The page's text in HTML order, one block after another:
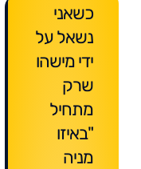
כשאני
נשאל על
ידי מישהו
שרק
מתחיל
"באיזו
מניה